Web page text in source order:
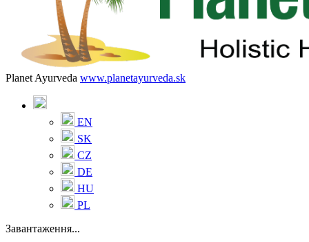
Planet Ayurveda www.planetayurveda.sk
EN
SK
CZ
DE
HU
PL
Завантаження...